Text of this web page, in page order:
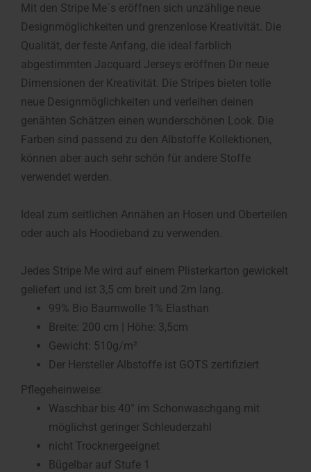
Mit den Stripe Me´s eröffnen sich unzählige neue
Designmöglichkeiten und grenzenlose Kreativität. Die
Qualität, der feste Anfang, die ideal farblich
abgestimmten Jacquard Jerseys eröffnen Dir neue
Dimensionen der Kreativität. Die Stripes bieten tolle
neue Designmöglichkeiten und verleihen deinen
genähten Schätzen einen wunderschönen Look. Die
Farben sind passend zu den Albstoffe Kollektionen,
können aber auch sehr schön für andere Stoffe
verwendet werden.
Ideal zum seitlichen Annähen an Hosen und Oberteilen
oder auch als Hoodieband zu verwenden.
Jedes Stripe Me wird auf einem Plisterkarton gewickelt
geliefert und ist 3,5 cm breit und 2m lang.
99% Bio Baumwolle 1% Elasthan
Breite: 200 cm | Höhe: 3,5cm
Gewicht: 510g/m²
Der Hersteller Albstoffe ist GOTS zertifiziert
Pflegeheinweise:
Waschbar bis 40° im Schonwaschgang mit
möglichst geringer Schleuderzahl
nicht Trocknergeeignet
Bügelbar auf Stufe 1